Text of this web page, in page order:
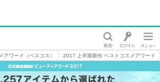
アワード（ベスコス） 2017 上半期新作 ベストコスメアワード